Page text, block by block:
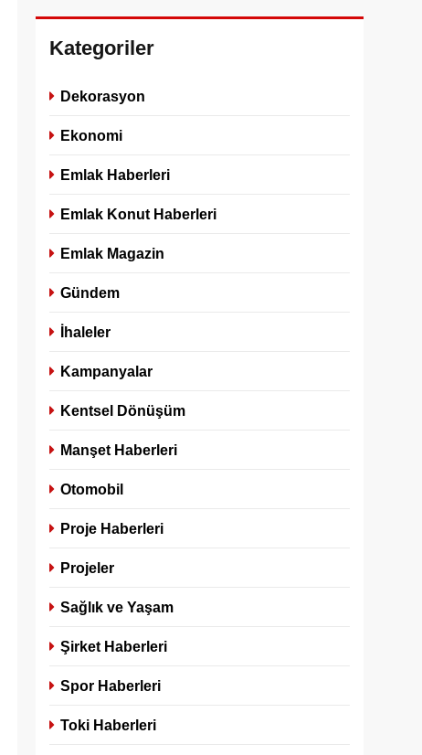
Kategoriler
Dekorasyon
Ekonomi
Emlak Haberleri
Emlak Konut Haberleri
Emlak Magazin
Gündem
İhaleler
Kampanyalar
Kentsel Dönüşüm
Manşet Haberleri
Otomobil
Proje Haberleri
Projeler
Sağlık ve Yaşam
Şirket Haberleri
Spor Haberleri
Toki Haberleri